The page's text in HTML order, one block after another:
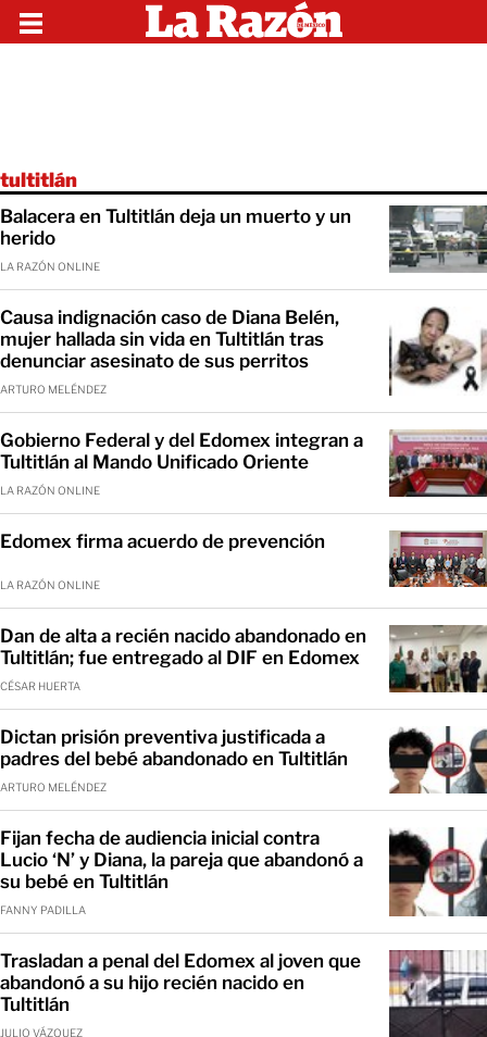
tultitlán
Balacera en Tultitlán deja un muerto y un
herido
LA RAZÓN ONLINE
Causa indignación caso de Diana Belén,
mujer hallada sin vida en Tultitlán tras
denunciar asesinato de sus perritos
ARTURO MELÉNDEZ
Gobierno Federal y del Edomex integran a
Tultitlán al Mando Unificado Oriente
LA RAZÓN ONLINE
Edomex firma acuerdo de prevención
LA RAZÓN ONLINE
Dan de alta a recién nacido abandonado en
Tultitlán; fue entregado al DIF en Edomex
CÉSAR HUERTA
Dictan prisión preventiva justificada a
padres del bebé abandonado en Tultitlán
ARTURO MELÉNDEZ
Fijan fecha de audiencia inicial contra
Lucio ‘N’ y Diana, la pareja que abandonó a
su bebé en Tultitlán
FANNY PADILLA
Trasladan a penal del Edomex al joven que
abandonó a su hijo recién nacido en
Tultitlán
JULIO VÁZQUEZ